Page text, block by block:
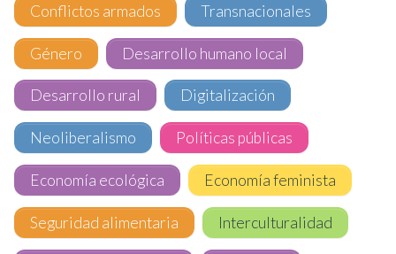
Conflictos armados Transnacionales
Género Desarrollo humano local
Desarrollo rural Digitalización
Neoliberalismo Políticas públicas
Economía ecológica Economía feminista
Seguridad alimentaria Interculturalidad